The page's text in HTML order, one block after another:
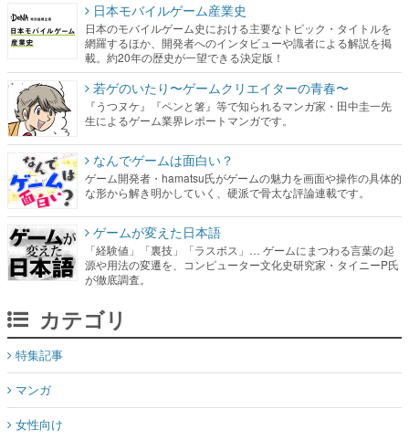
日本モバイルゲーム産業史
日本のモバイルゲーム史における主要なトピック・タイトルを
網羅するほか、開発者へのインタビューや識者による解説を掲
載。約20年の歴史が一望できる決定版！
若ゲのいたり〜ゲームクリエイターの青春〜
『うつヌケ』『ペンと箸』等で知られるマンガ家・田中圭一先
生によるゲーム業界レポートマンガです。
なんでゲームは面白い？
ゲーム開発者・hamatsu氏がゲームの魅力を画面や操作の具体的
な形から解き明かしていく、硬派で骨太な評論連載です。
ゲームが変えた日本語
「経験値」「裏技」「ラスボス」… ゲームにまつわる言葉の起
源や用法の変遷を、コンピューター文化史研究家・タイニーP氏
が徹底調査。
カテゴリ
特集記事
マンガ
女性向け